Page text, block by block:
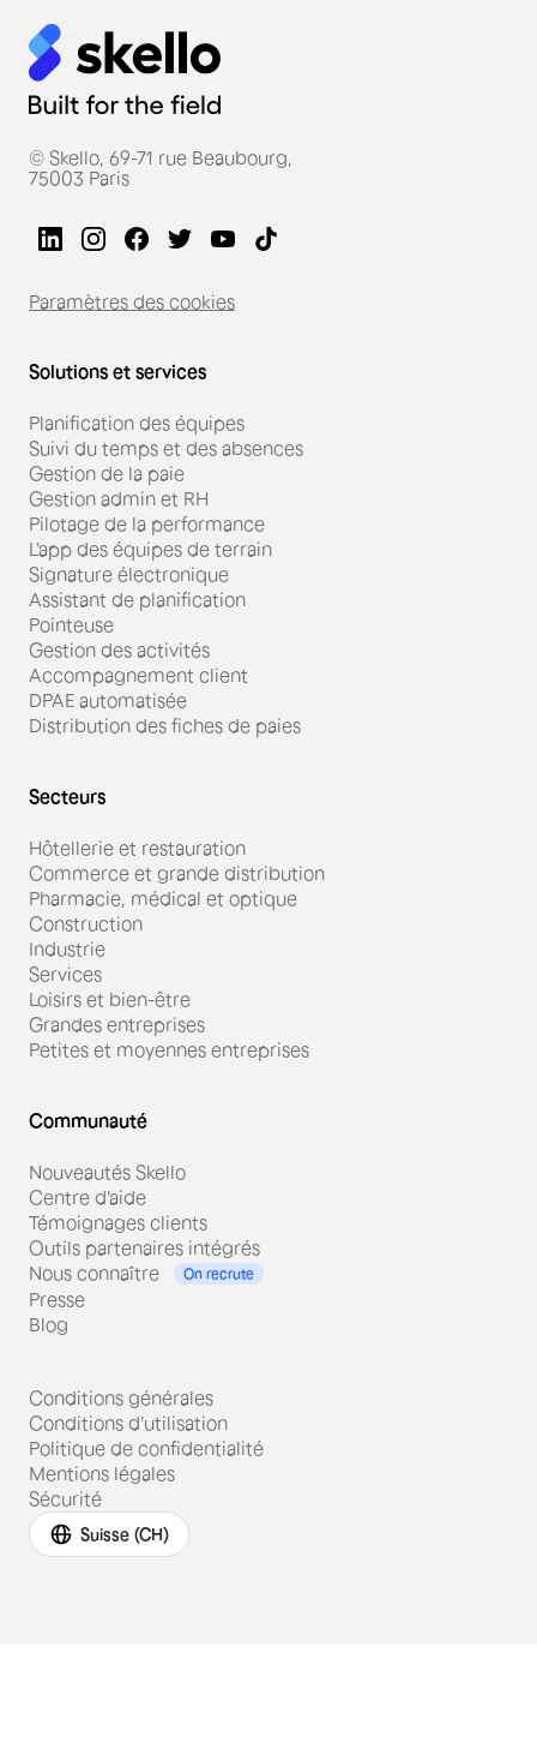
© Skello, 69-71 rue Beaubourg,
75003 Paris
Paramètres des cookies
Solutions et services
Planification des équipes
Suivi du temps et des absences
Gestion de la paie
Gestion admin et RH
Pilotage de la performance
L'app des équipes de terrain
Signature électronique
Assistant de planification
Pointeuse
Gestion des activités
Accompagnement client
DPAE automatisée
Distribution des fiches de paies
Secteurs
Hôtellerie et restauration
Commerce et grande distribution
Pharmacie, médical et optique
Construction
Industrie
Services
Loisirs et bien-être
Grandes entreprises
Petites et moyennes entreprises
Communauté
Nouveautés Skello
Centre d'aide
Témoignages clients
Outils partenaires intégrés
Nous connaître
On recrute
Presse
Blog
Conditions générales
Conditions d'utilisation
Politique de confidentialité
Mentions légales
Sécurité
Suisse (CH)